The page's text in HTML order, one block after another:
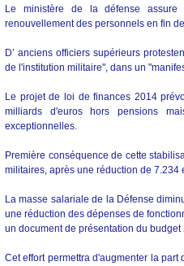
Le ministère de la défense assure
renouvellement des personnels en fin
D’ anciens officiers supérieurs
de l'institution militaire", dans un
Le projet de loi de finances 2014
milliards d'euros hors pensions
exceptionnelles.
Première conséquence de cette
militaires, après une réduction de 7.234
La masse salariale de la Défense
une réduction des dépenses de
un document de présentation du budget
Cet effort permettra d'augmenter la